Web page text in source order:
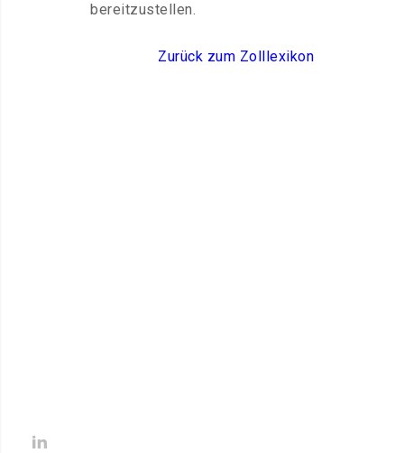
bereitzustellen.
Zurück zum Zolllexikon